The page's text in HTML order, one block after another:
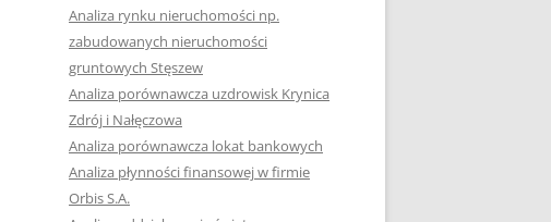
Analiza rynku nieruchomości np.
zabudowanych nieruchomości
gruntowych Stęszew
Analiza porównawcza uzdrowisk Krynica
Zdrój i Nałęczowa
Analiza porównawcza lokat bankowych
Analiza płynności finansowej w firmie
Orbis S.A.